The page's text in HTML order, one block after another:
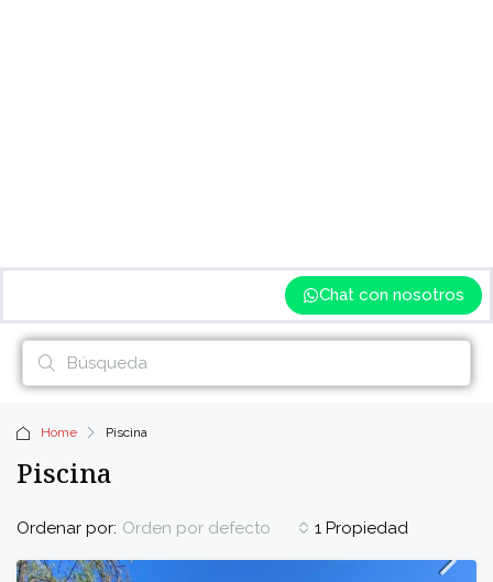
Chat con nosotros
Home Piscina
Piscina
1 Propiedad
Ordenar por: Orden por defecto